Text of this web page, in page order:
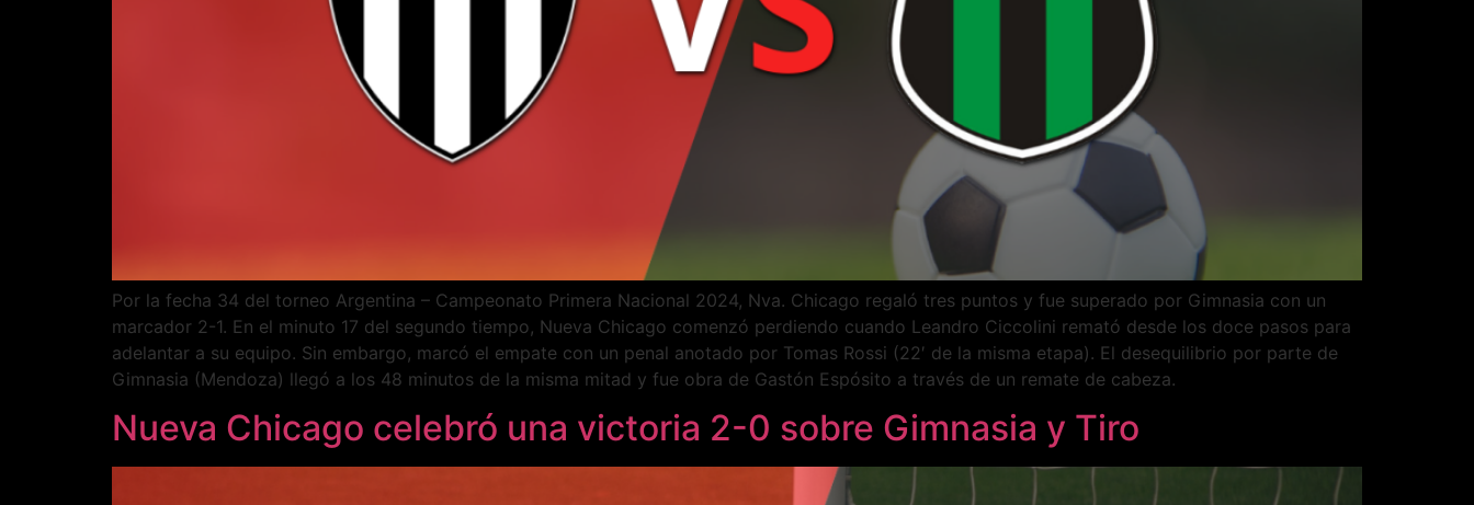
Por la fecha 34 del torneo Argentina – Campeonato Primera Nacional 2024, Nva. Chicago regaló tres puntos y fue superado por Gimnasia con un
marcador 2-1. En el minuto 17 del segundo tiempo, Nueva Chicago comenzó perdiendo cuando Leandro Ciccolini remató desde los doce pasos para
adelantar a su equipo. Sin embargo, marcó el empate con un penal anotado por Tomas Rossi (22′ de la misma etapa). El desequilibrio por parte de
Gimnasia (Mendoza) llegó a los 48 minutos de la misma mitad y fue obra de Gastón Espósito a través de un remate de cabeza.
Nueva Chicago celebró una victoria 2-0 sobre Gimnasia y Tiro